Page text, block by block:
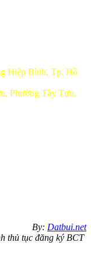
Hiệp Bình, Tp. Hồ
Phường Tây Tựu,
By: Datbui.net
thủ tục đăng ký BCT